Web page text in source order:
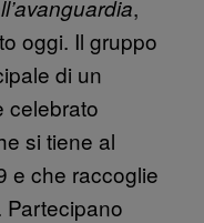
,
oggi. Il gruppo
di un
celebrato
si tiene al
e che raccoglie
Partecipano